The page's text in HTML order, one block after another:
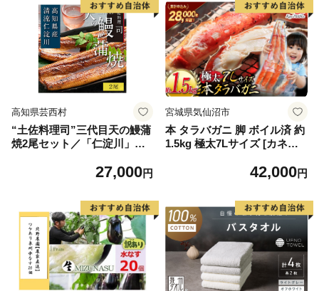
高知県芸西村
“土佐料理司”三代目天の鰻蒲
焼2尾セット／「仁淀川」水
殖 国産・高知県産〈高知市共
27,000円
宮城県気仙沼市
本 タラバガニ 脚 ボイル済 約
1.5kg 極太7Lサイズ [カネダ
6] カニ かに 蟹 たらばがに た
42,000円